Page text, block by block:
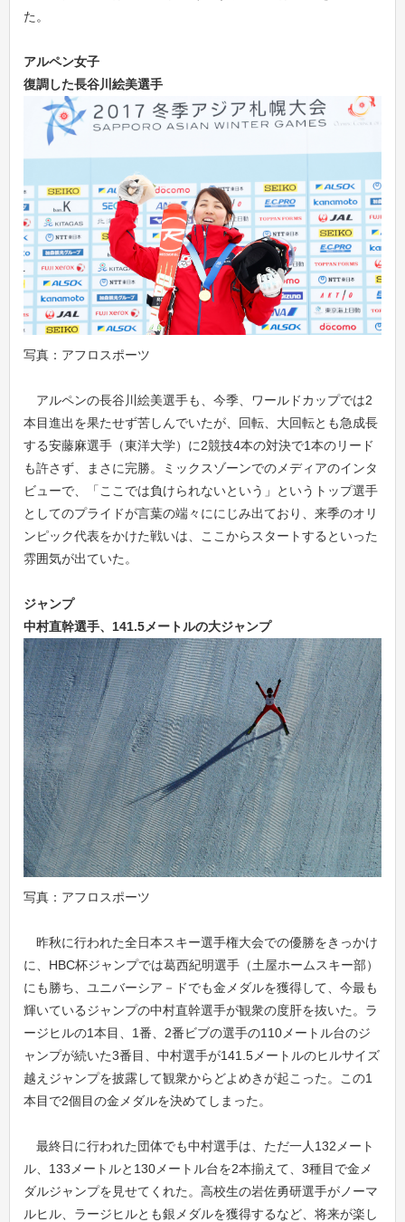
た。
アルペン女子
復調した長谷川絵美選手
写真：アフロスポーツ
アルペンの長谷川絵美選手も、今季、ワールドカップでは2
本目進出を果たせず苦しんでいたが、回転、大回転とも急成長
する安藤麻選手（東洋大学）に2競技4本の対決で1本のリード
も許さず、まさに完勝。ミックスゾーンでのメディアのインタ
ビューで、「ここでは負けられないという」というトップ選手
としてのプライドが言葉の端々ににじみ出ており、来季のオリ
ンピック代表をかけた戦いは、ここからスタートするといった
雰囲気が出ていた。
ジャンプ
中村直幹選手、141.5メートルの大ジャンプ
写真：アフロスポーツ
昨秋に行われた全日本スキー選手権大会での優勝をきっかけ
に、HBC杯ジャンプでは葛西紀明選手（土屋ホームスキー部）
にも勝ち、ユニバーシア－ドでも金メダルを獲得して、今最も
輝いているジャンプの中村直幹選手が観衆の度肝を抜いた。ラ
ージヒルの1本目、1番、2番ビブの選手の110メートル台のジ
ャンプが続いた3番目、中村選手が141.5メートルのヒルサイズ
越えジャンプを披露して観衆からどよめきが起こった。この1
本目で2個目の金メダルを決めてしまった。
最終日に行われた団体でも中村選手は、ただ一人132メート
ル、133メートルと130メートル台を2本揃えて、3種目で金メ
ダルジャンプを見せてくれた。高校生の岩佐勇研選手がノーマ
ルヒル、ラージヒルとも銀メダルを獲得するなど、将来が楽し